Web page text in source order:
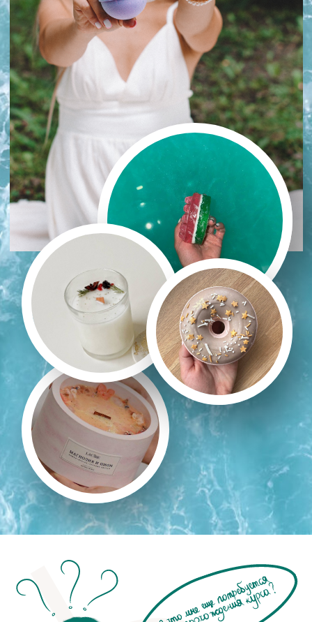
12 мастер-классов по
косметическим средствам
Сертификат о прохождении
обучения в Школе,
прошедшей официальную
процедуру Сертификации
Чат учеников
КУПИТЬ
ПРОГРАММА
19 900 руб.
39 900 руб.
Доступ к курсу на
6 месяцев
Без обратной связи
Все мастер-классы школы:
Тариф «СИЯНИЕ»
(25 МК по бомбочкам, косметике и
декору)
ВСЕ МК